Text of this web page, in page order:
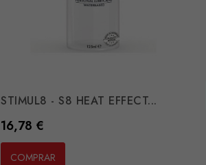
STIMUL8 - S8 HEAT EFFECT...
Preço
16,78 €
COMPRAR